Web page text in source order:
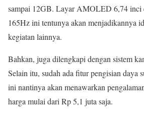
sampai 12GB. Layar AMOLED 6,74 inci
165Hz ini tentunya akan menjadikannya
kegiatan lainnya.
Bahkan, juga dilengkapi dengan sistem
Selain itu, sudah ada fitur pengisian daya
ini nantinya akan menawarkan
harga mulai dari Rp 5,1 juta saja.